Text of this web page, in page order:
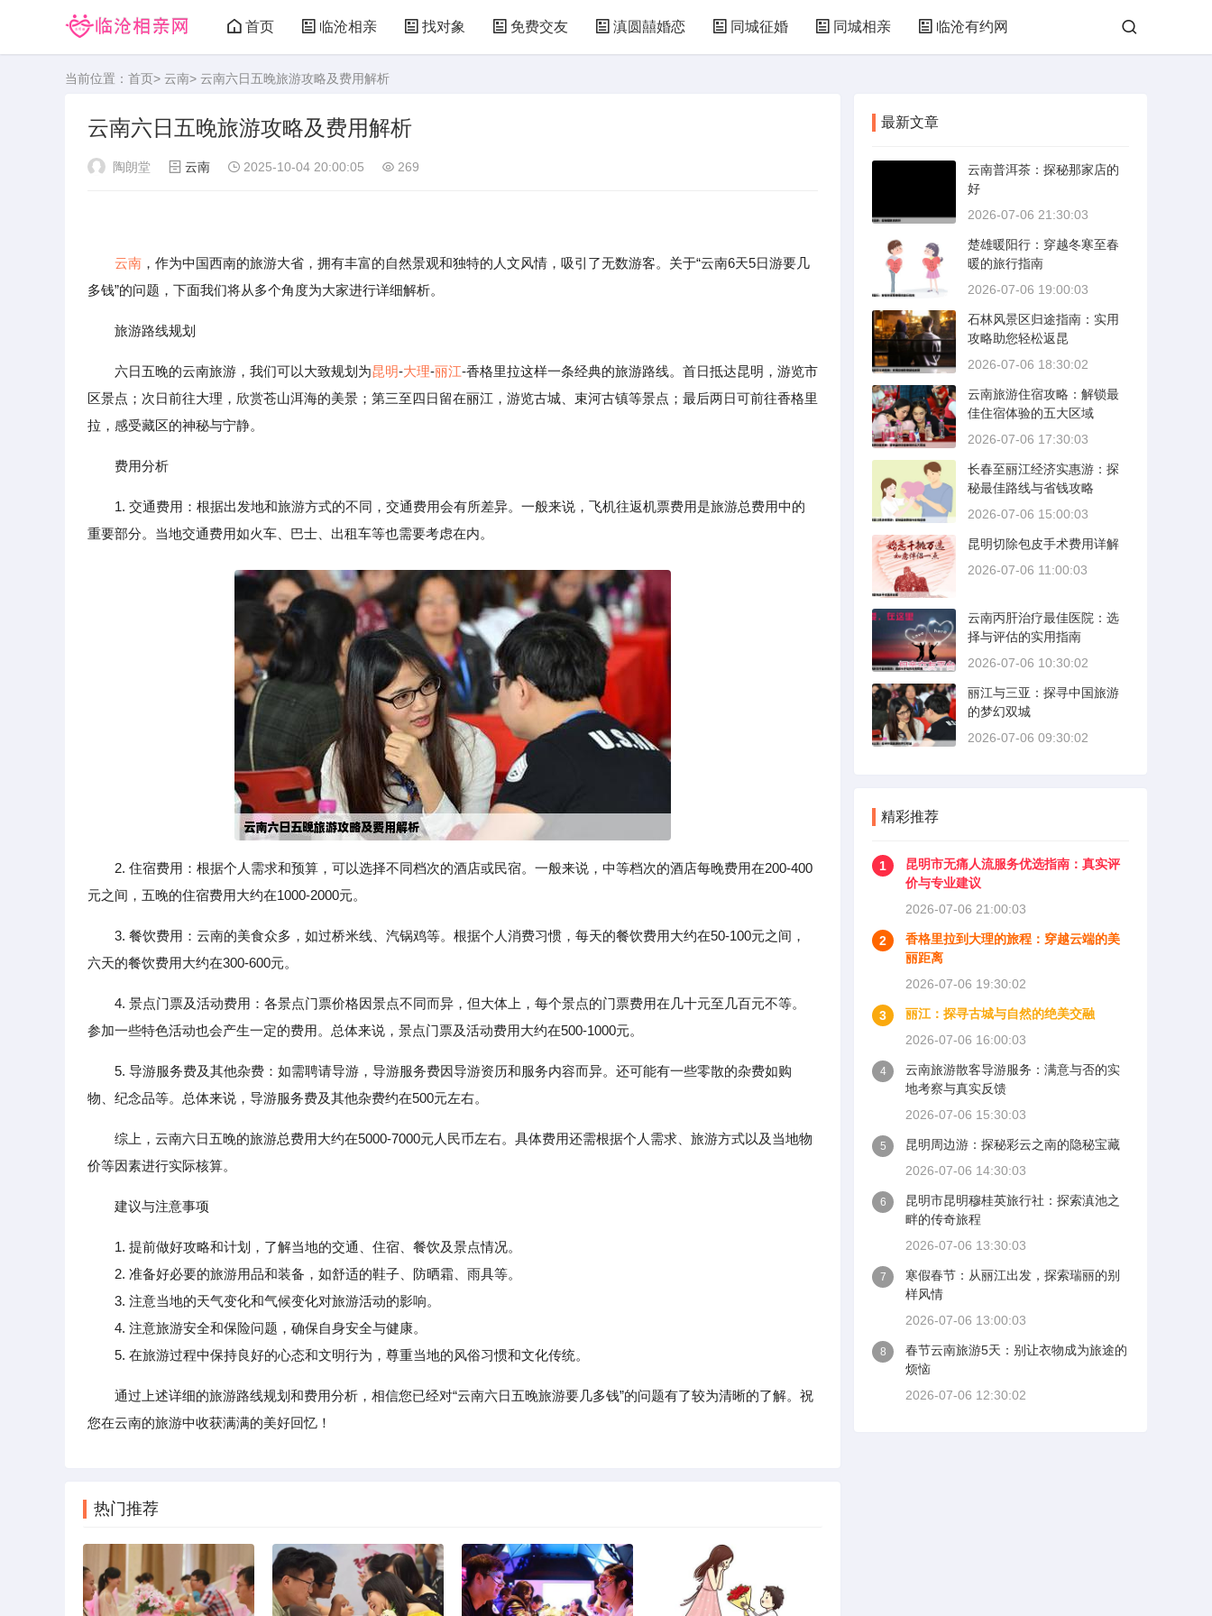
首页 临沧相亲 找对象 免费交友 滇圆囍婚恋 同城征婚 同城相亲 临沧有约网
当前位置： 首页> 云南> 云南六日五晚旅游攻略及费用解析
云南六日五晚旅游攻略及费用解析
陶朗堂 云南 2025-10-04 20:00:05 269
云南 ，作为中国西南的旅游大省，拥有丰富的自然景观和独特的人文风情，吸引了无数游客。关于“云南6天5日游要几
多钱”的问题，下面我们将从多个角度为大家进行详细解析。
旅游路线规划
六日五晚的云南旅游，我们可以大致规划为昆明-大理-丽江-香格里拉这样一条经典的旅游路线。首日抵达昆明，游览市
区景点；次日前往大理，欣赏苍山洱海的美景；第三至四日留在丽江，游览古城、束河古镇等景点；最后两日可前往香格里
拉，感受藏区的神秘与宁静。
费用分析
1. 交通费用：根据出发地和旅游方式的不同，交通费用会有所差异。一般来说，飞机往返机票费用是旅游总费用中的
重要部分。当地交通费用如火车、巴士、出租车等也需要考虑在内。
2. 住宿费用：根据个人需求和预算，可以选择不同档次的酒店或民宿。一般来说，中等档次的酒店每晚费用在200-400
元之间，五晚的住宿费用大约在1000-2000元。
3. 餐饮费用：云南的美食众多，如过桥米线、汽锅鸡等。根据个人消费习惯，每天的餐饮费用大约在50-100元之间，
六天的餐饮费用大约在300-600元。
4. 景点门票及活动费用：各景点门票价格因景点不同而异，但大体上，每个景点的门票费用在几十元至几百元不等。
参加一些特色活动也会产生一定的费用。总体来说，景点门票及活动费用大约在500-1000元。
5. 导游服务费及其他杂费：如需聘请导游，导游服务费因导游资历和服务内容而异。还可能有一些零散的杂费如购
物、纪念品等。总体来说，导游服务费及其他杂费约在500元左右。
综上，云南六日五晚的旅游总费用大约在5000-7000元人民币左右。具体费用还需根据个人需求、旅游方式以及当地物
价等因素进行实际核算。
建议与注意事项
1. 提前做好攻略和计划，了解当地的交通、住宿、餐饮及景点情况。
2. 准备好必要的旅游用品和装备，如舒适的鞋子、防晒霜、雨具等。
3. 注意当地的天气变化和气候变化对旅游活动的影响。
4. 注意旅游安全和保险问题，确保自身安全与健康。
5. 在旅游过程中保持良好的心态和文明行为，尊重当地的风俗习惯和文化传统。
通过上述详细的旅游路线规划和费用分析，相信您已经对“云南六日五晚旅游要几多钱”的问题有了较为清晰的了解。祝
您在云南的旅游中收获满满的美好回忆！
热门推荐
最新文章
云南普洱茶：探秘那家店的
好
2026-07-06 21:30:03
楚雄暖阳行：穿越冬寒至春
暖的旅行指南
2026-07-06 19:00:03
石林风景区归途指南：实用
攻略助您轻松返昆
2026-07-06 18:30:02
云南旅游住宿攻略：解锁最
佳住宿体验的五大区域
2026-07-06 17:30:03
长春至丽江经济实惠游：探
秘最佳路线与省钱攻略
2026-07-06 15:00:03
昆明切除包皮手术费用详解
2026-07-06 11:00:03
云南丙肝治疗最佳医院：选
择与评估的实用指南
2026-07-06 10:30:02
丽江与三亚：探寻中国旅游
的梦幻双城
2026-07-06 09:30:02
精彩推荐
1
昆明市无痛人流服务优选指南：真实评
价与专业建议
2026-07-06 21:00:03
2
香格里拉到大理的旅程：穿越云端的美
丽距离
2026-07-06 19:30:02
3
丽江：探寻古城与自然的绝美交融
2026-07-06 16:00:03
4
云南旅游散客导游服务：满意与否的实
地考察与真实反馈
2026-07-06 15:30:03
5
昆明周边游：探秘彩云之南的隐秘宝藏
2026-07-06 14:30:03
6
昆明市昆明穆桂英旅行社：探索滇池之
畔的传奇旅程
2026-07-06 13:30:03
7
寒假春节：从丽江出发，探索瑞丽的别
样风情
2026-07-06 13:00:03
8
春节云南旅游5天：别让衣物成为旅途的
烦恼
2026-07-06 12:30:02